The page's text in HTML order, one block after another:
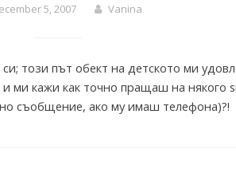
5, 2007 Vanina
този път обект на детското ми
ми кажи как точно пращаш на някого
съобщение, ако му имаш телефона)?!